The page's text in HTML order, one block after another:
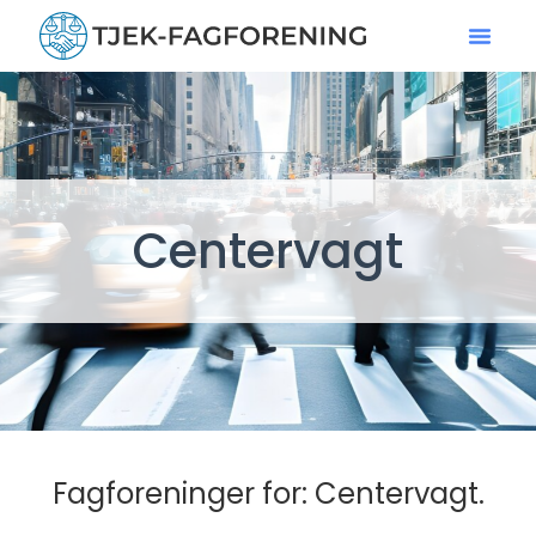
Centervagt
Fagforeninger for: Centervagt.